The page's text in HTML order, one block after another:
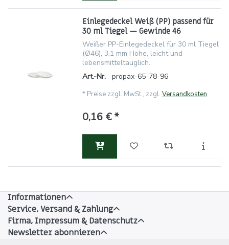
Einlegedeckel Weiß (PP) passend für
30 ml Tiegel — Gewinde 46
Weißer PP-Einlegedeckel für 30 ml Tiegel
(Ø46), 3,1 mm Höhe, leicht und
lebensmitteltauglich.
Art.-Nr.
propax-65-78-96
* Preise zzgl. MwSt., zzgl. Versandkosten
0,16 € *
Informationen
Service, Versand & Zahlung
Firma, Impressum & Datenschutz
Newsletter abonnieren